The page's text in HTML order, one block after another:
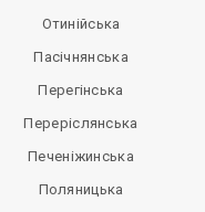
Отинійська
Пасічнянська
Перегінська
Переріслянська
Печеніжинська
Поляницька